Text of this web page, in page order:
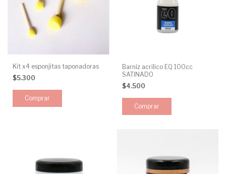
Kit x4 esponjitas taponadoras
$5.300
Barniz acrilico EQ 100cc
SATINADO
$4.500